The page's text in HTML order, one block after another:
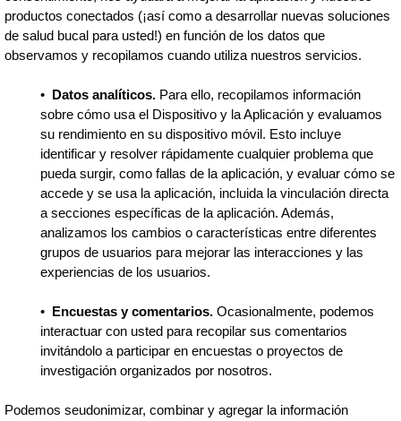
productos conectados (¡así como a desarrollar nuevas soluciones
de salud bucal para usted!) en función de los datos que
observamos y recopilamos cuando utiliza nuestros servicios.
• Datos analíticos. Para ello, recopilamos información
sobre cómo usa el Dispositivo y la Aplicación y evaluamos
su rendimiento en su dispositivo móvil. Esto incluye
identificar y resolver rápidamente cualquier problema que
pueda surgir, como fallas de la aplicación, y evaluar cómo se
accede y se usa la aplicación, incluida la vinculación directa
a secciones específicas de la aplicación. Además,
analizamos los cambios o características entre diferentes
grupos de usuarios para mejorar las interacciones y las
experiencias de los usuarios.
• Encuestas y comentarios. Ocasionalmente, podemos
interactuar con usted para recopilar sus comentarios
invitándolo a participar en encuestas o proyectos de
investigación organizados por nosotros.
Podemos seudonimizar, combinar y agregar la información